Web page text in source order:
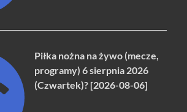
Piłka nożna na żywo (mecze,
programy) 6 sierpnia 2026
(Czwartek)? [2026-08-06]